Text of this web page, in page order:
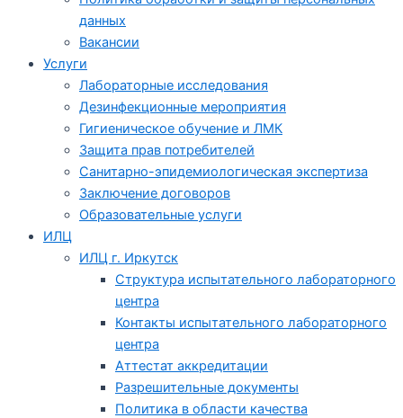
данных
Вакансии
Услуги
Лабораторные исследования
Дезинфекционные мероприятия
Гигиеническое обучение и ЛМК
Защита прав потребителей
Санитарно-эпидемиологическая экспертиза
Заключение договоров
Образовательные услуги
ИЛЦ
ИЛЦ г. Иркутск
Структура испытательного лабораторного
центра
Контакты испытательного лабораторного
центра
Аттестат аккредитации
Разрешительные документы
Политика в области качества